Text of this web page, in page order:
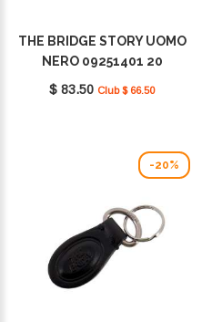
THE BRIDGE STORY UOMO
NERO 09251401 20
$ 83.50 Club $ 66.50
-20%